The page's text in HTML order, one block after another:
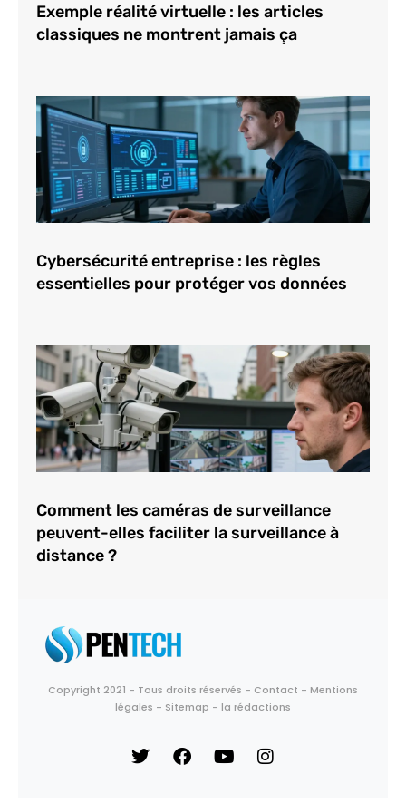
Exemple réalité virtuelle : les articles
classiques ne montrent jamais ça
Cybersécurité entreprise : les règles
essentielles pour protéger vos données
Comment les caméras de surveillance
peuvent-elles faciliter la surveillance à
distance ?
Copyright 2021 - Tous droits réservés - Contact - Mentions
légales - Sitemap - la rédactions